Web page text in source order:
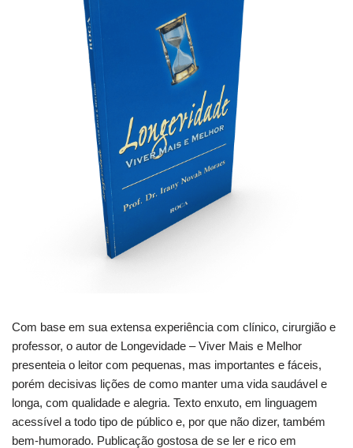
Com base em sua extensa experiência com clínico, cirurgião e
professor, o autor de Longevidade – Viver Mais e Melhor
presenteia o leitor com pequenas, mas importantes e fáceis,
porém decisivas lições de como manter uma vida saudável e
longa, com qualidade e alegria. Texto enxuto, em linguagem
acessível a todo tipo de público e, por que não dizer, também
bem-humorado. Publicação gostosa de se ler e rico em